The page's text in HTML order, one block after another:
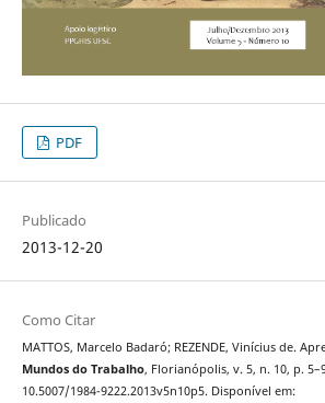
PDF
Publicado
2013-12-20
Como Citar
MATTOS, Marcelo Badaró; REZENDE, Vinícius de.
Mundos do Trabalho, Florianópolis, v. 5, n. 10, p.
10.5007/1984-9222.2013v5n10p5. Disponível em: